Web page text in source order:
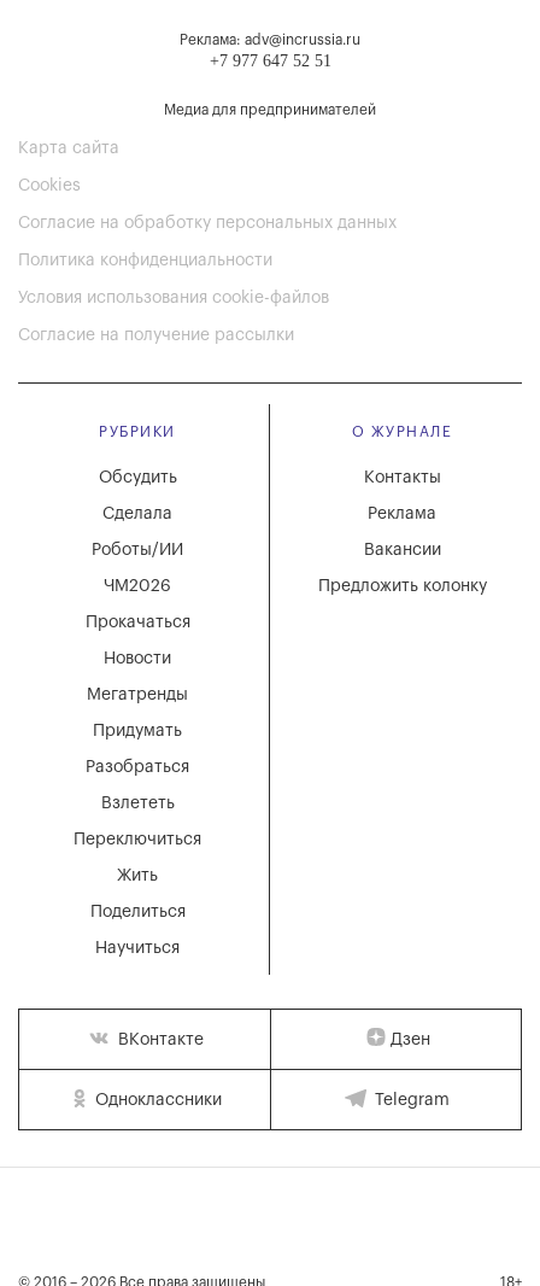
Реклама: adv@incrussia.ru
+7 977 647 52 51
Медиа для предпринимателей
Карта сайта
Cookies
Согласие на обработку персональных данных
Политика конфиденциальности
Условия использования cookie-файлов
Согласие на получение рассылки
РУБРИКИ
Мегатренды
Придумать
Разобраться
Взлететь
Новости
Переключиться
Жить
Поделиться
Научиться
Обсудить
Сделала
Роботы/ИИ
ЧМ2026
Прокачаться
О ЖУРНАЛЕ
Вакансии
Реклама
Контакты
Предложить колонку
ВКонтакте Дзен
Одноклассники Telegram
© 2016 – 2026 Все права защищены 18+